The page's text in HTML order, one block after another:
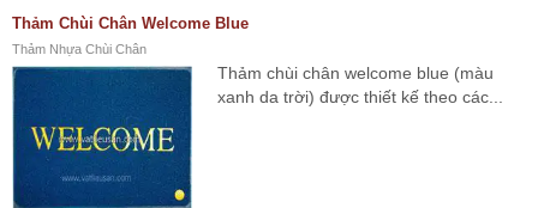
Thảm Chùi Chân Welcome Blue
Thảm Nhựa Chùi Chân
Thảm chùi chân welcome blue (màu
xanh da trời) được thiết kế theo các...